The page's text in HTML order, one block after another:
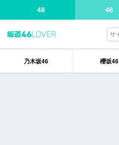
48 46
乃木坂46 櫻坂46